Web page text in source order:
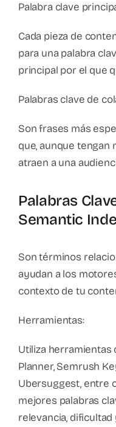
Palabra clave
Cada pieza de
para una palabra
principal por el que
Palabras clave de
Son frases más
que, aunque tengan
atraen a una
Palabras
Semantic
Son términos
ayudan a los
contexto de tu
Herramientas:
Utiliza herramientas
Planner, Semrush
Ubersuggest, entre
mejores palabras
relevancia,